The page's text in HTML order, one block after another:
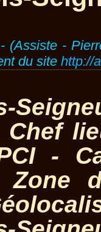
(Assiste -
du site http://
Chef
-